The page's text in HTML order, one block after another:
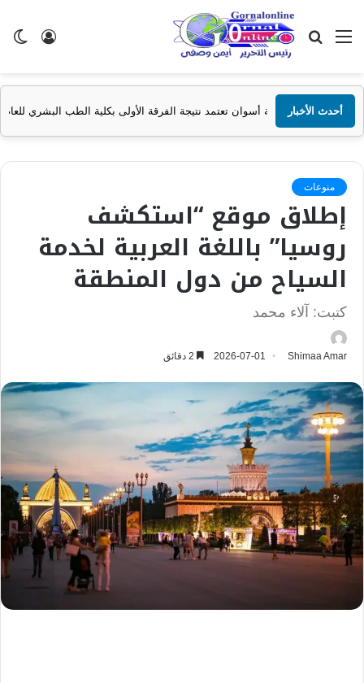
تسجيل
القائمة بحث
عن
أحدث الأخبار
أسوان تعتمد نتيجة الفرقة الأولى بكلية الطب البشري للعام الجامعي 2025/2026
منوعات
إطلاق موقع “استكشف
روسيا” باللغة العربية لخدمة
السياح من دول المنطقة
كتبت: آلاء محمد
Shimaa Amar
2026-07-01